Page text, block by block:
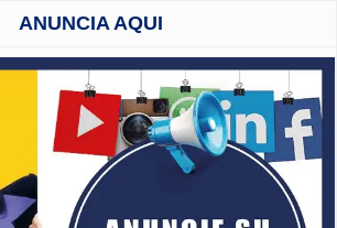
ANUNCIA AQUI